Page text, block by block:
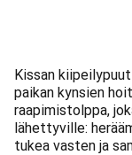
Kissan
paikan kynsien
raapimistolppa,
lähettyville:
tukea vasten ja